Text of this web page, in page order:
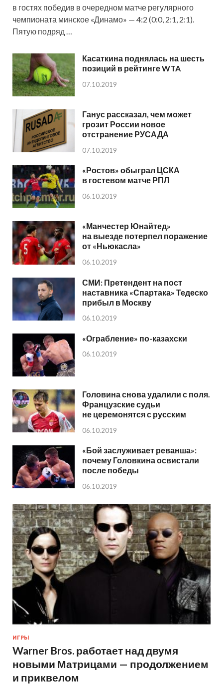
в гостях победив в очередном матче регулярного
чемпионата минское «Динамо» — 4:2 (0:0, 2:1, 2:1).
Пятую подряд …
Касаткина поднялась на шесть
позиций в рейтинге WTA
07.10.2019
Ганус рассказал, чем может
грозит России новое
отстранение РУСАДА
07.10.2019
«Ростов» обыграл ЦСКА
в гостевом матче РПЛ
06.10.2019
«Манчестер Юнайтед»
на выезде потерпел поражение
от «Ньюкасла»
06.10.2019
СМИ: Претендент на пост
наставника «Спартака» Тедеско
прибыл в Москву
06.10.2019
«Ограбление» по-казахски
06.10.2019
Головина снова удалили с поля.
Французские судьи
не церемонятся с русским
06.10.2019
«Бой заслуживает реванша»:
почему Головкина освистали
после победы
06.10.2019
ИГРЫ
Warner Bros. работает над двумя
новыми Матрицами — продолжением
и приквелом